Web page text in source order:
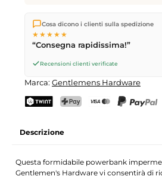
Spediamo direttamente dal nostro
Svizzera.Consegna gratuitaa partire da
effettuati entro le
giorno lavorativo successivo
Cosa dicono i clienti sulla spedizione
★★★★★
“Consegna rapidissima!”
Recensioni clienti verificate
Marca: Gentlemens Hardware
Descrizione
Questa formidabile powerbank
Gentlemen's Hardware vi consentirà di